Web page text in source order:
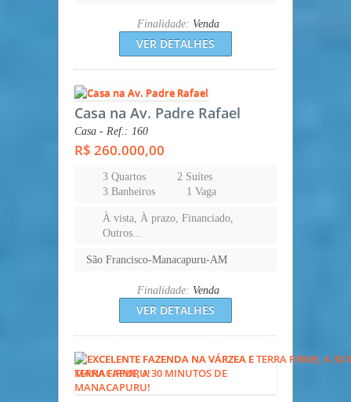
Finalidade: Venda
VER DETALHES
Casa na Av. Padre Rafael
Casa - Ref.: 160
R$ 260.000,00
3 Quartos
2 Suítes
3 Banheiros
1 Vaga
À vista, À prazo, Financiado,
Outros...
São Francisco-Manacapuru-AM
Finalidade: Venda
VER DETALHES